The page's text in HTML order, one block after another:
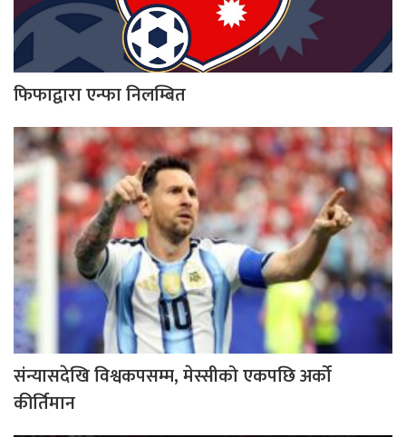
फिफाद्वारा एन्फा निलम्बित
संन्यासदेखि विश्वकपसम्म, मेस्सीको एकपछि अर्को
कीर्तिमान